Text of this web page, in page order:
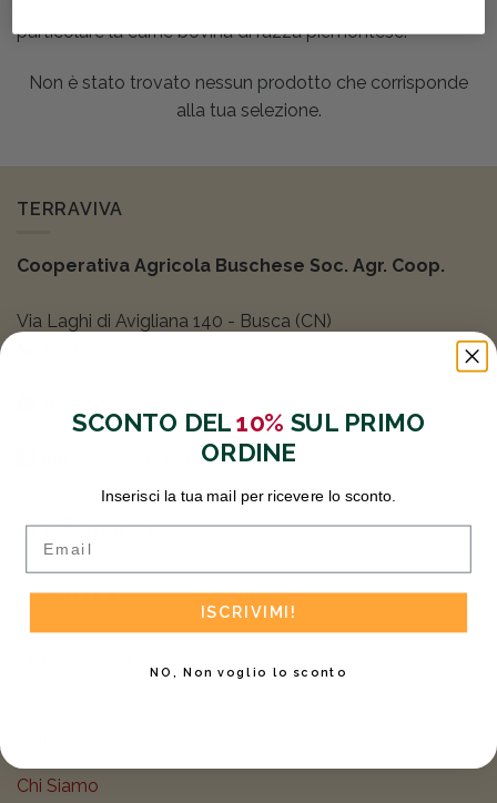
preparare al meglio i nostri prodotti titpici e in modo
particolare la carne bovina di razza piemontese.
Non è stato trovato nessun prodotto che corrisponde
alla tua selezione.
TERRAVIVA
Cooperativa Agricola Buschese Soc. Agr. Coop.
Via Laghi di Avigliana 140 - Busca (CN)
info@terraviva.coop
LINK UTILI
Chi Siamo
SCONTO DEL10% SUL PRIMO
ORDINE
Inserisci la tua mail per ricevere lo sconto.
Email
ISCRIVIMI!
NO, Non voglio lo sconto